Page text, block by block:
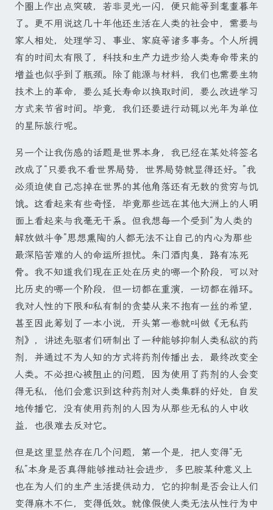
个圈上作出点突破，若非灵光一闪，便只能等到耄耋暮年
了。更不用说这几十年他还生活在人类的社会中，需要与
家人相处，处理学习、事业、家庭等诸多事务。个人所拥
有的时间太有限了，科技和生产力进步给人类寿命带来的
增益也似乎到了瓶颈。除了能源与材料，我们也需要生物
技术上的革命，要么延长寿命以换取时间，要么改进学习
方式来节省时间。毕竟，我们还要进行动辄以光年为单位
的星际旅行呢。
另一个让我伤感的话题是世界本身，我已经在某处将签名
改成了“只要我不看世界局势，世界局势就显得还好。”我
必须迫使自己忘掉在世界的其他角落还有无数的贫穷与饥
饿。这看起来有些奇怪，毕竟那些远在其他大洲上的人明
面上看起来与我毫无干系。但我想每一个受到“为人类的
解放做斗争”思想熏陶的人都无法不让自己的内心为那些
最深陷苦难的人的命运所担忧。朱门酒肉臭，路有冻死
骨。我不知道我们现在正处在历史的哪一个阶段，可以对
比历史的哪一个阶段，但一切都在重演，一切都在循环。
我对人性的下限和私有制的贪婪从来不抱有一丝的希望，
甚至因此筹划了一本小说，开头第一卷就叫做《无私药
剂》，讲述先驱者们研制出了一种能够抑制人类私欲的药
剂，并通过不为人知的方式将药剂传播出去，最终改变全
人类。不必担心被阻止的问题，因为使用了药剂的人会变
得无私，他们会意识到这种药剂对人类集群的好处，自发
地传播它，没有使用药剂的人因为从那些无私的人中收
益，也很难去反对它。
但是这里显然存在几个问题，第一个是，把人变得“无
私”本身是否真得能够推动社会进步，多巴胺某种意义上
也在为人们的生产生活提供动力，它的抑制是否会让人们
变得麻木不仁，变得低效。就像假使人类无法从性行为中